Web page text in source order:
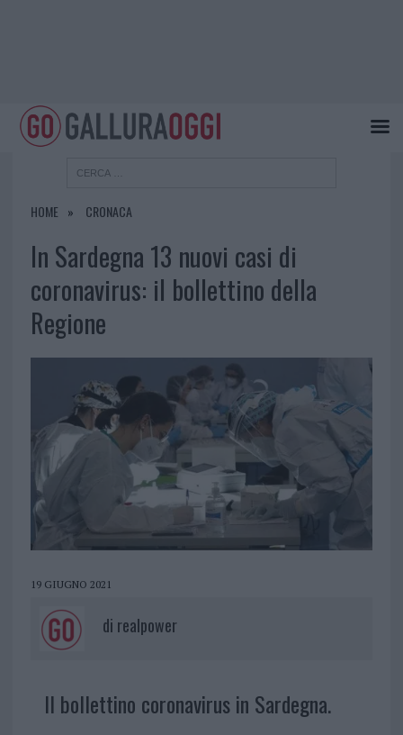
HOME CRONACA
In Sardegna 13 nuovi casi di
coronavirus: il bollettino della
Regione
19 GIUGNO 2021
di realpower
Il bollettino coronavirus in Sardegna.